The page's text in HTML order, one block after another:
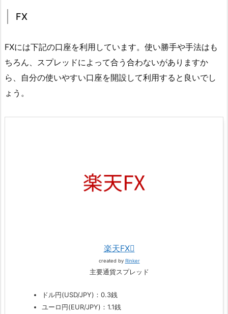
FX
FXには下記の口座を利用しています。使い勝手や手法はも
ちろん、スプレッドによって合う合わないがありますか
ら、自分の使いやすい口座を開設して利用すると良いでし
ょう。
楽天FX
created by Rinker
主要通貨スプレッド
ドル円(USD/JPY)：0.3銭
ユーロ円(EUR/JPY)：1.1銭